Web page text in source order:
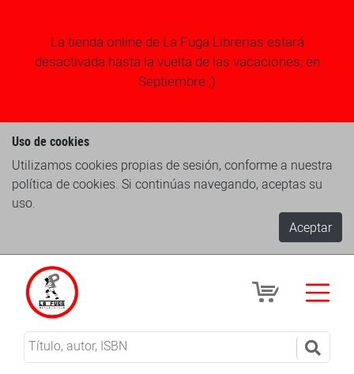
La tienda online de La Fuga Librerias estará
desactivada hasta la vuelta de las vacaciones, en
Septiembre ;)
Uso de cookies
Utilizamos cookies propias de sesión, conforme a nuestra
política de cookies. Si continúas navegando, aceptas su
uso.
Aceptar